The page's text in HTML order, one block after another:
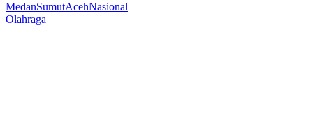
MedanSumutAcehNasional
Olahraga